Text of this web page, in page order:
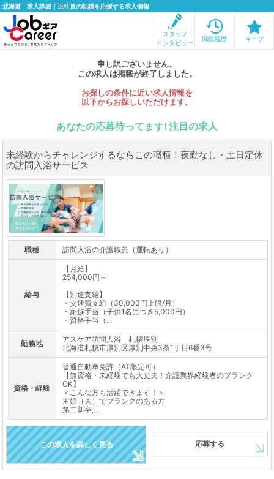
北海道 求人詳細｜正社員の転職を応援する求人情報
スタッフ
インタビュー
閲覧履歴 キープ
申し訳ございません。
この求人は掲載が終了しました。
お探しの条件に近い求人情報を
以下からお探しいただけます。
あなたの応募待ってます! 注目の求人
未経験からチャレンジするならこの職種！夜勤なし・土日定休
の訪問入浴サービス
職種 訪問入浴の介護職員（運転あり）
給与
【月給】
254,000円～
【別途支給】
・交通費支給（30,000円上限/月）
・家族手当（子供1名につき5,000円）
・資格手当（...
勤務地
アスケア訪問入浴 札幌厚別
北海道札幌市厚別区厚別中央3条1丁目6番3号
資格・経験
普通自動車免許（AT限定可）
【無資格・未経験でも大丈夫！介護業界経験者のブランク
OK】
＜こんな方も活躍できます！＞
主婦（夫）でブランクのある方
第二新卒,...
この求人を詳しく見る 応募する